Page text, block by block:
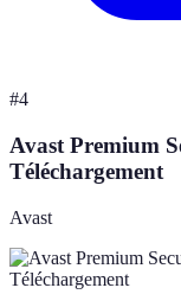
#4
Avast Premium
Téléchargement
Avast